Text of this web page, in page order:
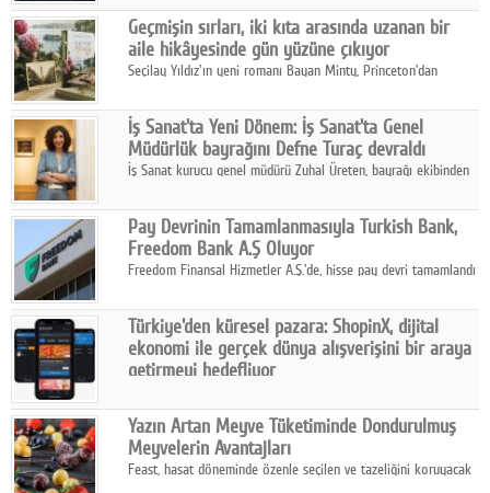
biri konumunda.
Geçmişin sırları, iki kıta arasında uzanan bir
aile hikâyesinde gün yüzüne çıkıyor
Seçilay Yıldız'ın yeni romanı Bayan Minty, Princeton'dan
katmanlı bir aile hikâyesi anlatıyor.
İş Sanat'ta Yeni Dönem: İş Sanat'ta Genel
Müdürlük bayrağını Defne Turaç devraldı
İş Sanat kurucu genel müdürü Zuhal Üreten, bayrağı ekibinden
Pay Devrinin Tamamlanmasıyla Turkish Bank,
Freedom Bank A.Ş Oluyor
Freedom Finansal Hizmetler A.Ş.'de, hisse pay devri tamamlandı
Turkish Bank'ın ticaret unvanının “Freedom Bank A.Ş.” olmasına
karar verildi.
Türkiye'den küresel pazara: ShopinX, dijital
ekonomi ile gerçek dünya alışverişini bir araya
getirmeyi hedefliyor
ekonomi ile gerçek dünya alışveriş deneyimi arasında köprü
kurmayı hedefleyen vizyonuyla uluslararası pazarlara açılıyor.
Yazın Artan Meyve Tüketiminde Dondurulmuş
Meyvelerin Avantajları
Feast, hasat döneminde özenle seçilen ve tazeliğini koruyacak